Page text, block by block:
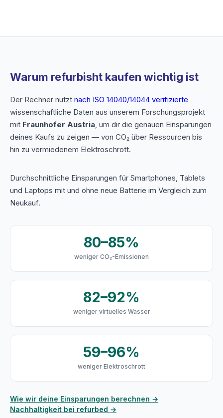
Warum refurbisht kaufen wichtig ist
Der Rechner nutzt nach ISO 14040/14044 verifizierte
wissenschaftliche Daten aus unserem Forschungsprojekt
mit Fraunhofer Austria, um dir die genauen Einsparungen
deines Kaufs zu zeigen — von CO₂ über Ressourcen bis
hin zu vermiedenem Elektroschrott.
Durchschnittliche Einsparungen für Smartphones, Tablets
und Laptops mit und ohne neue Batterie im Vergleich zum
Neukauf.
80–85%
weniger CO₂-Emissionen
82–92%
weniger virtuelles Wasser
59–96%
weniger Elektroschrott
Wie wir deine Einsparungen berechnen →
Nachhaltigkeit bei refurbed →